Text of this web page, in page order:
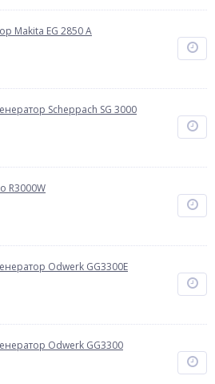
Makita EG 2850 A
Scheppach SG 3000
R3000W
Odwerk GG3300E
Odwerk GG3300